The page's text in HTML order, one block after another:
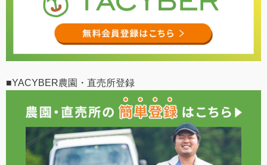
■YACYBER農園・直売所登録